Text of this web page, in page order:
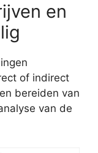
en
of indirect
bereiden van
van de